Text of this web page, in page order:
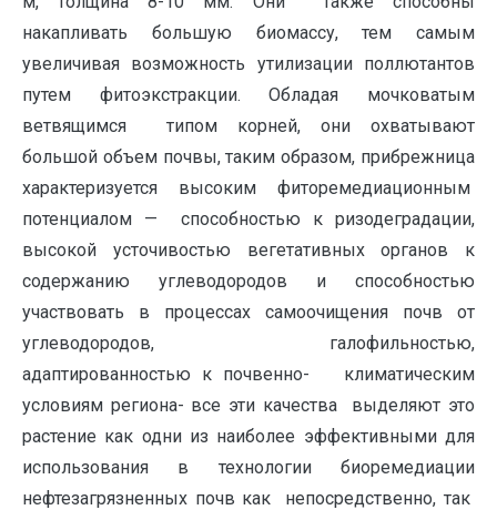
накапливать большую биомассу, тем самым
увеличивая возможность утилизации поллютантов
путем фитоэкстракции. Обладая мочковатым
ветвящимся типом корней, они охватывают
большой объем почвы, таким образом, прибрежница
характеризуется высоким фиторемедиационным
потенциалом — способностью к ризодеградации,
высокой усточивостью вегетативных органов к
содержанию углеводородов и способностью
участвовать в процессах самоочищения почв от
углеводородов, галофильностью,
адаптированностью к почвенно- климатическим
условиям региона- все эти качества выделяют это
растение как одни из наиболее эффективными для
использования в технологии биоремедиации
нефтезагрязненных почв как непосредственно, так